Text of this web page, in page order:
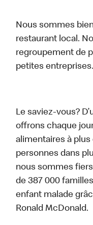
Nous sommes
restaurant local.
regroupement de
petites entreprises.
Le saviez-vous?
offrons chaque
alimentaires à
personnes dans
nous sommes
de 387 000
enfant malade
Ronald McDonald.